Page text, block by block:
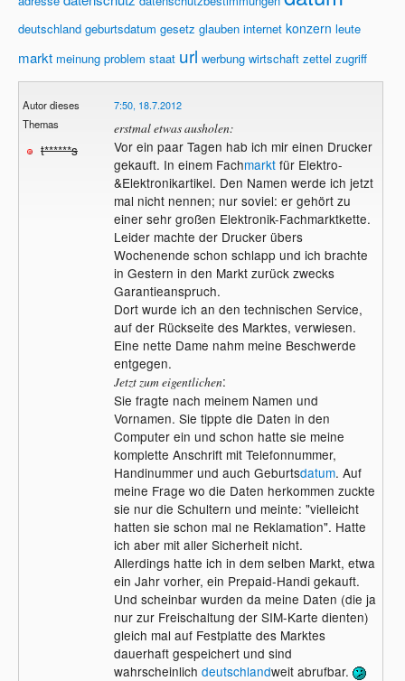
deutschland geburtsdatum gesetz glauben internet konzern leute
markt meinung problem staat url werbung wirtschaft zettel zugriff
Autor dieses
Themas
t******s
7:50, 18.7.2012
erstmal etwas ausholen:
Vor ein paar Tagen hab ich mir einen Drucker
gekauft. In einem Fachmarktfür Elektro-
&Elektronikartikel. Den Namen werde ich jetzt
mal nicht nennen; nur soviel: er gehört zu
einer sehr großen Elektronik-Fachmarktkette.
Leider machte der Drucker übers
Wochenende schon schlapp und ich brachte
in Gestern in den Markt zurück zwecks
Garantieanspruch.
Dort wurde ich an den technischen Service,
auf der Rückseite des Marktes, verwiesen.
Eine nette Dame nahm meine Beschwerde
entgegen.
Jetzt zum eigentlichen:
Sie fragte nach meinem Namen und
Vornamen. Sie tippte die Daten in den
Computer ein und schon hatte sie meine
komplette Anschrift mit Telefonnummer,
Handinummer und auch Geburtsdatum. Auf
meine Frage wo die Daten herkommen zuckte
sie nur die Schultern und meinte: "vielleicht
hatten sie schon mal ne Reklamation". Hatte
ich aber mit aller Sicherheit nicht.
Allerdings hatte ich in dem selben Markt, etwa
ein Jahr vorher, ein Prepaid-Handi gekauft.
Und scheinbar wurden da meine Daten (die ja
nur zur Freischaltung der SIM-Karte dienten)
gleich mal auf Festplatte des Marktes
dauerhaft gespeichert und sind
wahrscheinlich deutschlandweit abrufbar.